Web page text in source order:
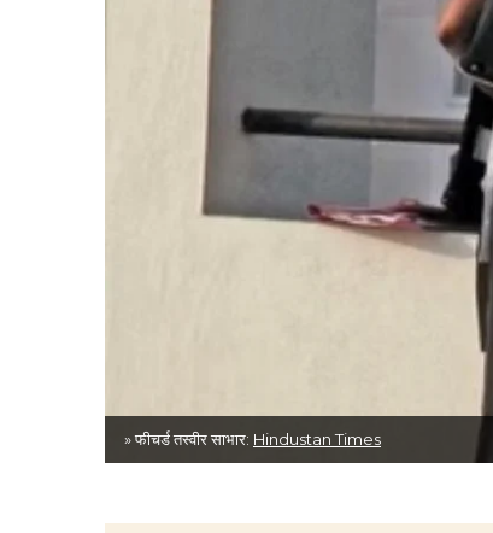
» फीचर्ड तस्वीर साभार: Hindustan Times